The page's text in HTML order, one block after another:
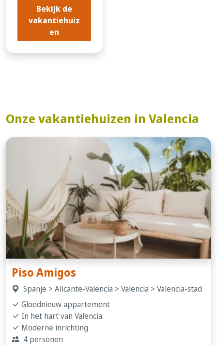
Bekijk de
vakantiehuiz
en
Onze vakantiehuizen in Valencia
Piso Amigos
Spanje > Alicante-Valencia > Valencia > Valencia-stad
Gloednieuw appartement
In het hart van Valencia
Moderne inrichting
4 personen